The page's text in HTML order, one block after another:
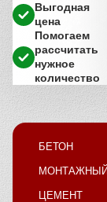
Выгодная
цена
Помогаем
рассчитать
нужное
количество
БЕТОН
ЦЕМЕНТ